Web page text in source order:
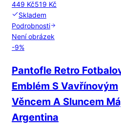
449 Kč519 Kč
Skladem
Podrobnosti
Není obrázek
-9%
Pantofle Retro
Emblém S Vavřínovým
Věncem A Sluncem
Argentina